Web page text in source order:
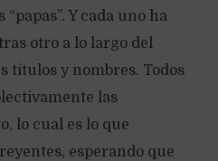
Y cada uno ha
otro a lo largo del
títulos y nombres. Todos
las
lo cual es lo que
esperando que